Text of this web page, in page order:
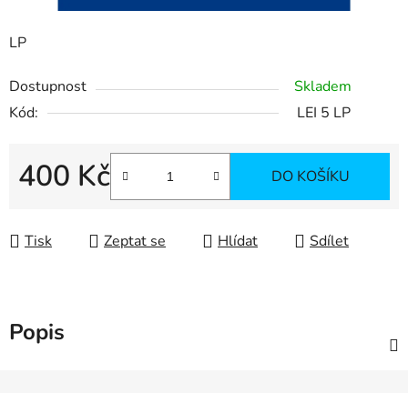
LP
Dostupnost
Skladem
Kód:
LEI 5 LP
400 Kč DO KOŠÍKU
Tisk Zeptat se Hlídat Sdílet
Popis